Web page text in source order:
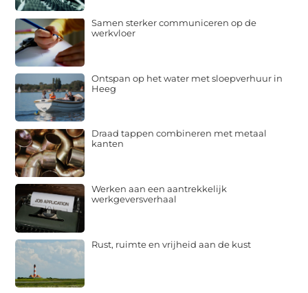
Samen sterker communiceren op de
werkvloer
Ontspan op het water met sloepverhuur in
Heeg
Draad tappen combineren met metaal
kanten
Werken aan een aantrekkelijk
werkgeversverhaal
Rust, ruimte en vrijheid aan de kust